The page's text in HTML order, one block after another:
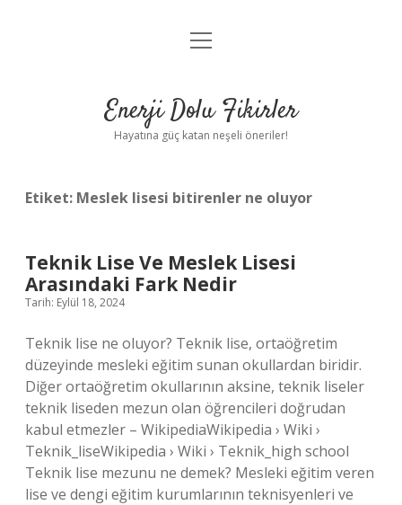
Anasayfa
Yasal Uyarı
menüyü
Enerji Dolu Fikirler
Hayatına güç katan neşeli öneriler!
Etiket: Meslek lisesi bitirenler ne oluyor
Teknik Lise Ve Meslek Lisesi
Arasındaki Fark Nedir
Tarih: Eylül 18, 2024
Teknik lise ne oluyor? Teknik lise, ortaöğretim
düzeyinde mesleki eğitim sunan okullardan biridir.
Diğer ortaöğretim okullarının aksine, teknik liseler
teknik liseden mezun olan öğrencileri doğrudan
kabul etmezler – WikipediaWikipedia › Wiki ›
Teknik_liseWikipedia › Wiki › Teknik_high school
Teknik lise mezunu ne demek? Mesleki eğitim veren
lise ve dengi eğitim kurumlarının teknisyenleri ve